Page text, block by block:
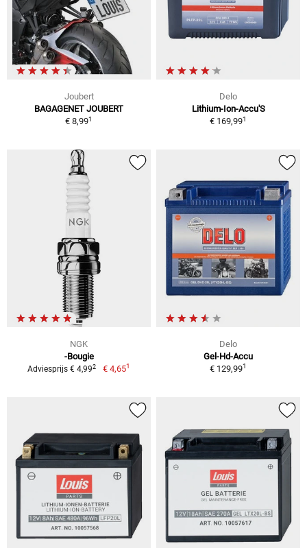
Joubert
BAGAGENET JOUBERT
€ 8,991
Delo
Lithium-Ion-Accu'S
€ 169,991
NGK
-Bougie
Adviesprijs € 4,992 € 4,651
Delo
Gel-Hd-Accu
€ 129,991